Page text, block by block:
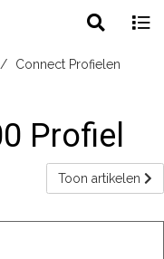
search
Connect Profielen
Profiel
Toon artikelen